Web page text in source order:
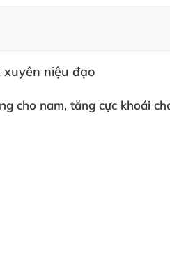
niệu đạo
cho nam, tăng cực khoái